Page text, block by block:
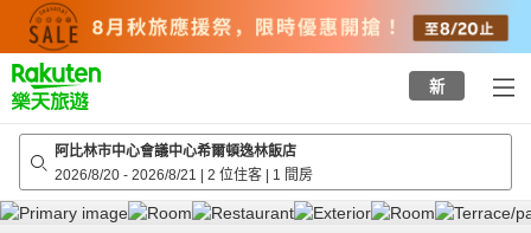
top
page
新
阿比林市中心會議中心希爾頓逸林飯店
2026/8/20 - 2026/8/21 | 2 位住客 | 1 間房